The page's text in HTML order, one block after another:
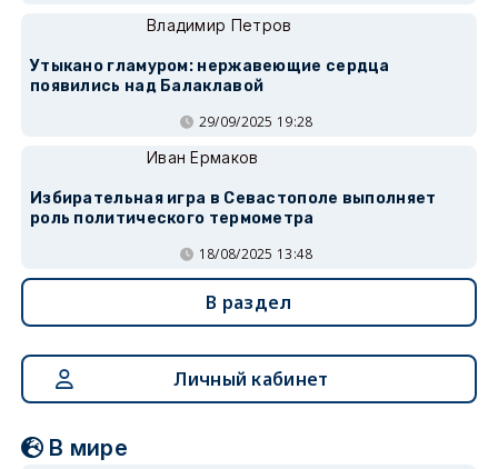
Владимир Петров
Утыкано гламуром: нержавеющие сердца
появились над Балаклавой
29/09/2025 19:28
Иван Ермаков
Избирательная игра в Севастополе выполняет
роль политического термометра
18/08/2025 13:48
В раздел
Личный кабинет
В мире